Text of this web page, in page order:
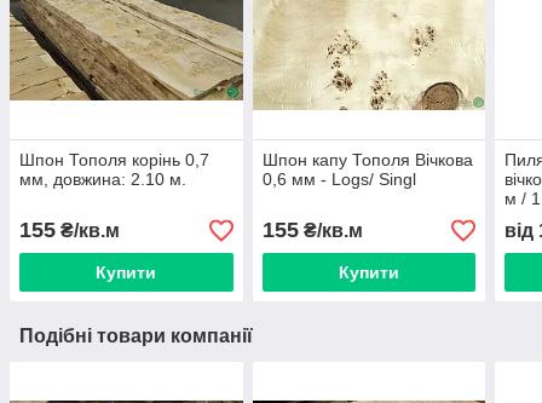
Шпон Тополя корінь 0,7
мм, довжина: 2.10 м.
155 ₴/кв.м
Купити
Шпон капу Тополя Вічкова
0,6 мм - Logs/ Singl
155₴/кв.м
Купити
м / 1
від
Подібні товари компанії